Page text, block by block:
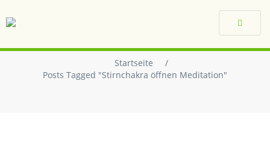
Toggle
Startseite
/
Posts Tagged "Stirnchakra öffnen Meditation"